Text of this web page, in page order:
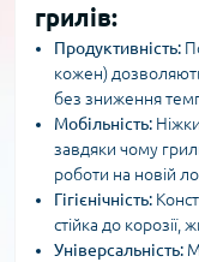
грилів:
Продуктивність:
кожен)
без зниження
Мобільність:
завдяки чому
роботи на новій
Гігієнічність:
стійка до
Універсальність: